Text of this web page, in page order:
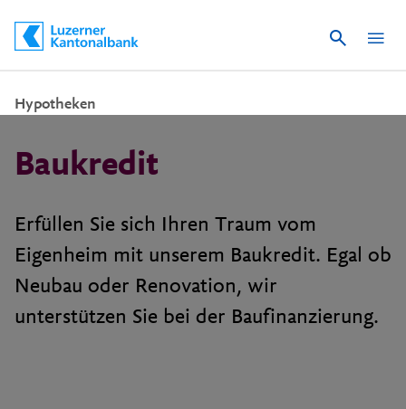
Suche
Hypotheken
Baukredit
Erfüllen Sie sich Ihren Traum vom
Eigenheim mit unserem Baukredit. Egal ob
Neubau oder Renovation, wir